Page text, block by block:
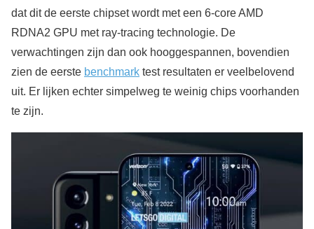
dat dit de eerste chipset wordt met een 6-core AMD
RDNA2 GPU met ray-tracing technologie. De
verwachtingen zijn dan ook hooggespannen, bovendien
zien de eerste benchmark test resultaten er veelbelovend
uit. Er lijken echter simpelweg te weinig chips voorhanden
te zijn.